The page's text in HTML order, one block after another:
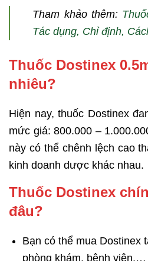
Tham khảo thêm:
Tác dụng, Chỉ định,
Thuốc Dostinex
nhiêu?
Hiện nay, thuốc Dostinex
mức giá: 800.000 –
này có thể chênh lệch cao
kinh doanh dược khác nhau.
Thuốc Dostinex
đâu?
Bạn có thể mua Dostinex
phòng khám, bệnh